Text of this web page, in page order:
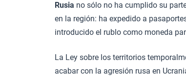
Rusia no sólo no ha cumplido su
en la región: ha expedido a
introducido el rublo como moneda
La Ley sobre los territorios
acabar con la agresión rusa en